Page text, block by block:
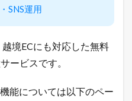
SNS運用
境ECにも対応した無料
ービスです。
能については以下のペー